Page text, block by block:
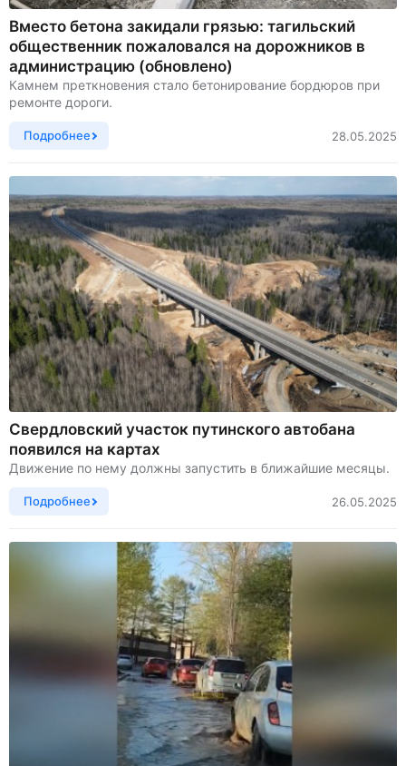
Вместо бетона закидали грязью: тагильский
общественник пожаловался на дорожников в
администрацию (обновлено)
Камнем преткновения стало бетонирование бордюров при
ремонте дороги.
Подробнее 28.05.2025
Свердловский участок путинского автобана
появился на картах
Движение по нему должны запустить в ближайшие месяцы.
Подробнее 26.05.2025